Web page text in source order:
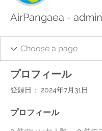
AirPangaea -
プロフィール
登録日： 2024年7月31日
プロフィール